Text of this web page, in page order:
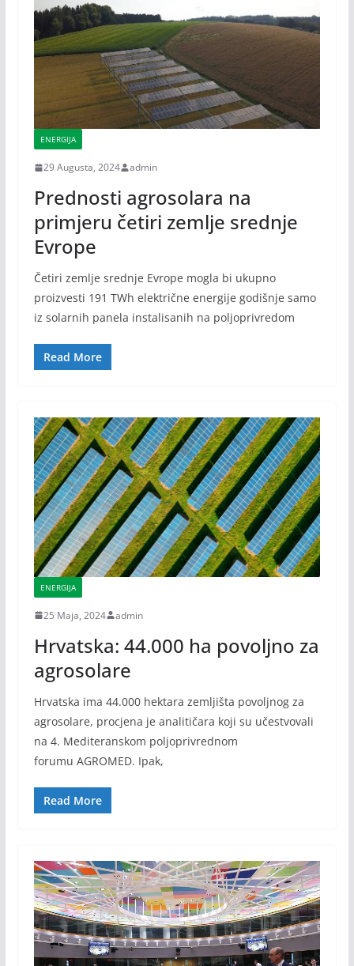
ENERGIJA
29 Augusta, 2024 admin
Prednosti agrosolara na
primjeru četiri zemlje srednje
Evrope
Četiri zemlje srednje Evrope mogla bi ukupno
proizvesti 191 TWh električne energije godišnje samo
iz solarnih panela instalisanih na poljoprivredom
Read More
ENERGIJA
25 Maja, 2024 admin
Hrvatska: 44.000 ha povoljno za
agrosolare
Hrvatska ima 44.000 hektara zemljišta povoljnog za
agrosolare, procjena je analitičara koji su učestvovali
na 4. Mediteranskom poljoprivrednom
forumu AGROMED. Ipak,
Read More